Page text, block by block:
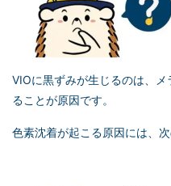
VIOに黒ずみが生じるのは、
ることが原因です。
色素沈着が起こる原因には、